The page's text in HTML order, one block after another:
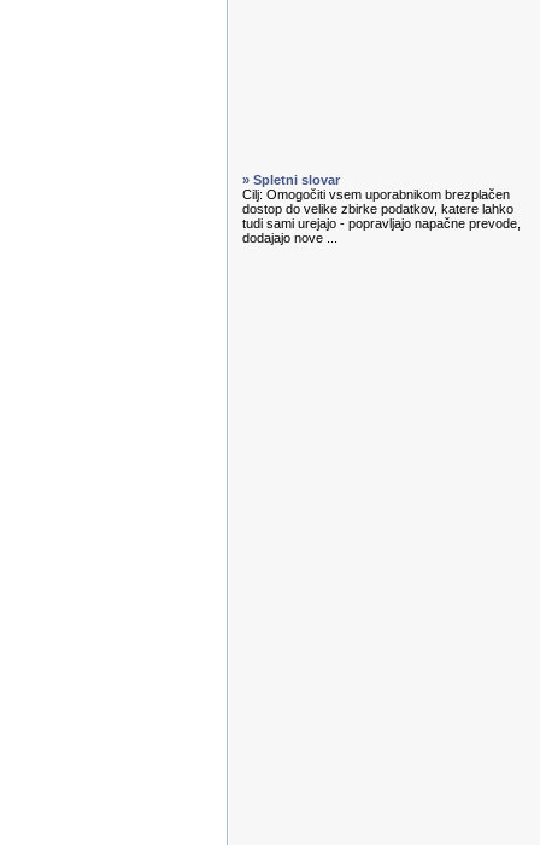
» Spletni slovar
Cilj: Omogočiti vsem uporabnikom brezplačen
dostop do velike zbirke podatkov, katere lahko
tudi sami urejajo - popravljajo napačne prevode,
dodajajo nove ...